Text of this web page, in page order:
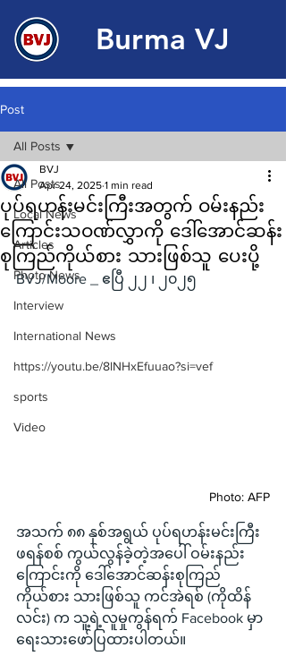
Burma VJ
Post
All Posts
Local News
Articles
Photo News
Interview
International News
https://youtu.be/8lNHxEfuuao?si=vef
sports
Video
All Posts
ပုပ်ရဟန်းမင်းကြီးအတွက် ဝမ်းနည်း
ကြောင်းသဝဏ်လွှာကို ဒေါ်အောင်ဆန်း
စုကြည်ကိုယ်စား သားဖြစ်သူ ပေးပို့
BVJ
Apr 24, 2025 1 min read
BVJ/Moore _ ဧပြီ ၂၂ ၊ ၂၀၂၅
Photo: AFP
အသက် ၈၈ နှစ်အရွယ် ပုပ်ရဟန်းမင်းကြီး
ဖရန်စစ် ကွယ်လွန်ခဲ့တဲ့အပေါ် ဝမ်းနည်း
ကြောင်းကို ဒေါ်အောင်ဆန်းစုကြည်
ကိုယ်စား သားဖြစ်သူ ကင်အဲရစ် (ကိုထိန်
လင်း) က သူ့ရဲ့လူမှုကွန်ရက် Facebook မှာ
ရေးသားဖော်ပြထားပါတယ်။